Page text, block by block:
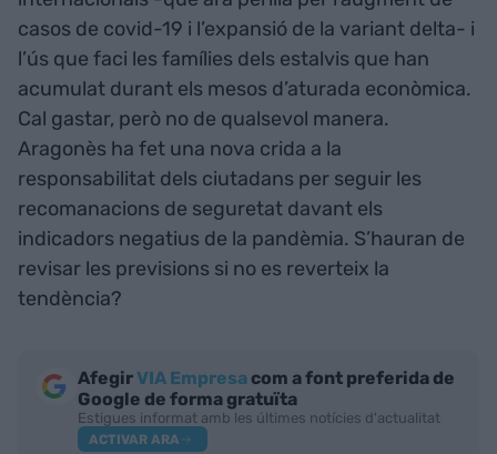
casos de covid-19 i l’expansió de la variant delta- i
l’ús que faci les famílies dels estalvis que han
acumulat durant els mesos d’aturada econòmica.
Cal gastar, però no de qualsevol manera.
Aragonès ha fet una nova crida a la
responsabilitat dels ciutadans per seguir les
recomanacions de seguretat davant els
indicadors negatius de la pandèmia. S’hauran de
revisar les previsions si no es reverteix la
tendència?
AfegirVIA Empresa com a font preferida de
Google de forma gratuïta
Estigues informat amb les últimes notícies d'actualitat
ACTIVAR ARA